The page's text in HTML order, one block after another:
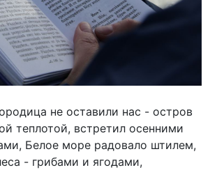
не оставили нас - остров
теплотой, встретил осенними
Белое море радовало штилем,
- грибами и ягодами,